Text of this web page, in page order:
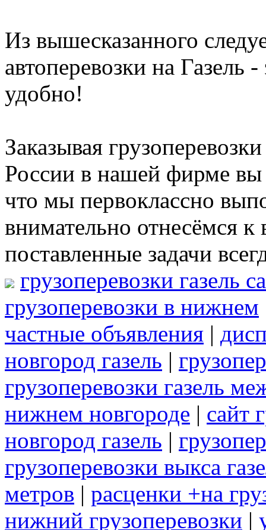
Из вышесказанного
автоперевозки на Газель
удобно!
Заказывая
России в нашей фирме
что мы первоклассно
внимательно отнесёмся
поставленные задачи
грузоперевозки газель
грузоперевозки в нижнем
частные объявления |
новгород газель |
грузоперевозки газель
нижнем новгороде | сайт
новгород газель |
грузоперевозки выкса
метров | расценки +на
нижний грузоперевозки |